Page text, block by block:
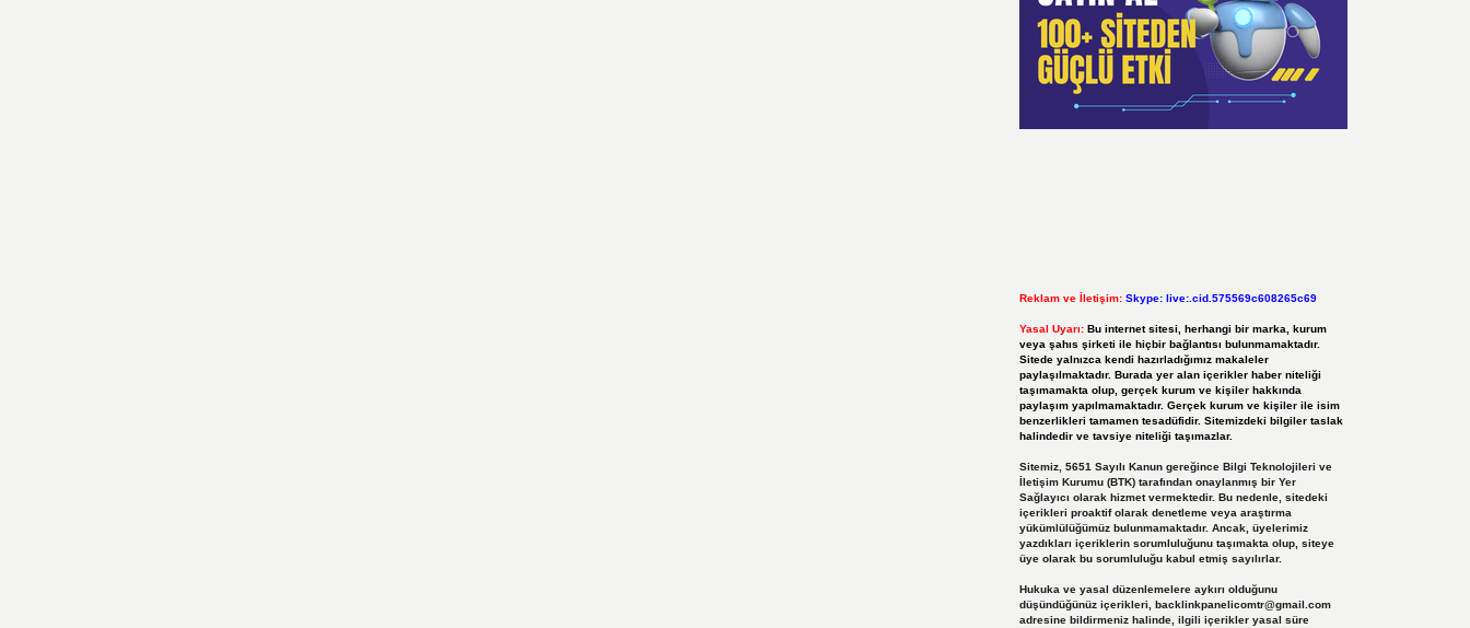
Reklam ve İletişim: Skype: live:.cid.575569c608265c69
Yasal Uyarı: Bu internet sitesi, herhangi bir marka, kurum
veya şahıs şirketi ile hiçbir bağlantısı bulunmamaktadır.
Sitede yalnızca kendi hazırladığımız makaleler
paylaşılmaktadır. Burada yer alan içerikler haber niteliği
taşımamakta olup, gerçek kurum ve kişiler hakkında
paylaşım yapılmamaktadır. Gerçek kurum ve kişiler ile isim
benzerlikleri tamamen tesadüfidir. Sitemizdeki bilgiler taslak
halindedir ve tavsiye niteliği taşımazlar.
Sitemiz, 5651 Sayılı Kanun gereğince Bilgi Teknolojileri ve
İletişim Kurumu (BTK) tarafından onaylanmış bir Yer
Sağlayıcı olarak hizmet vermektedir. Bu nedenle, sitedeki
içerikleri proaktif olarak denetleme veya araştırma
yükümlülüğümüz bulunmamaktadır. Ancak, üyelerimiz
yazdıkları içeriklerin sorumluluğunu taşımakta olup, siteye
üye olarak bu sorumluluğu kabul etmiş sayılırlar.
Hukuka ve yasal düzenlemelere aykırı olduğunu
düşündüğünüz içerikleri, backlinkpanelicomtr@gmail.com
adresine bildirmeniz halinde, ilgili içerikler yasal süre